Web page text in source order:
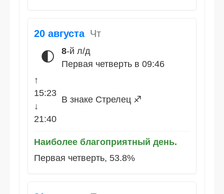
20 августа Чт
🌓 8-й л/д
Первая четверть в 09:46
↑
15:23
↓
21:40
В знаке Стрелец ♐
Наиболее благоприятный день.
Первая четверть, 53.8%